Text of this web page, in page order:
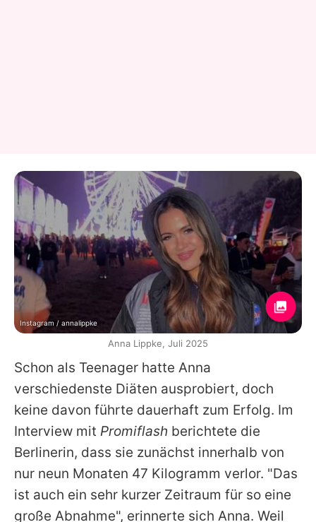
Schon als Teenager hatte Anna
verschiedenste Diäten ausprobiert, doch
keine davon führte dauerhaft zum Erfolg. Im
Interview mit Promiflash berichtete die
Berlinerin, dass sie zunächst innerhalb von
nur neun Monaten 47 Kilogramm verlor. "Das
ist auch ein sehr kurzer Zeitraum für so eine
große Abnahme", erinnerte sich Anna. Weil
Instagram / annalippke
Anna Lippke, Juli 2025